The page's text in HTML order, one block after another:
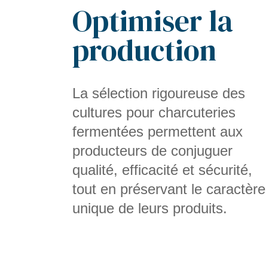
Optimiser la
production
La sélection rigoureuse des
cultures pour charcuteries
fermentées permettent aux
producteurs de conjuguer
qualité, efficacité et sécurité,
tout en préservant le caractère
unique de leurs produits.